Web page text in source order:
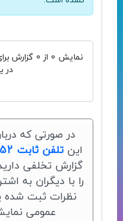
نمایش 0 از 0 گزارش برای
در
در صورتی که
اینتلفن ثابت 02191010352
گزارش تخلفی
را با دیگران به
نظرات ثبت شده
عمومی